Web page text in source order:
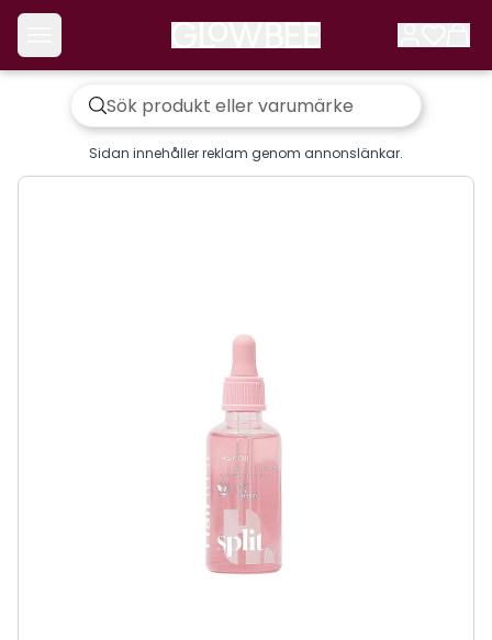
Sidan innehåller reklam genom annonslänkar.